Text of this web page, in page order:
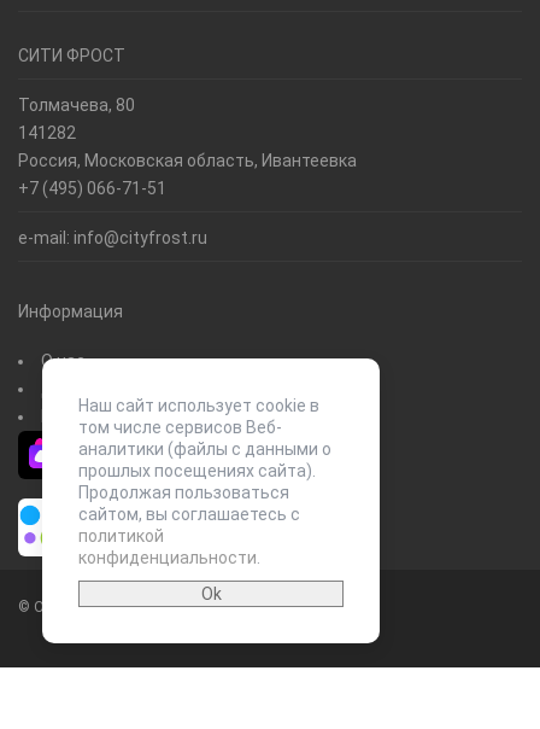
СИТИ ФРОСТ
Толмачева, 80
141282
Россия, Московская область, Ивантеевка
+7 (495) 066-71-51
e-mail: info@cityfrost.ru
Информация
О нас
Контакты
© ООО "СИТИ ФРОСТ", 2014-2026карта сайта
Наш сайт использует сооkiе в
том числе сервисов Веб-
аналитики (файлы с данными о
прошлых посещениях сайта).
Продолжая пользоваться
сайтом, вы соглашаетесь с
политикой
конфиденциальности
Ok